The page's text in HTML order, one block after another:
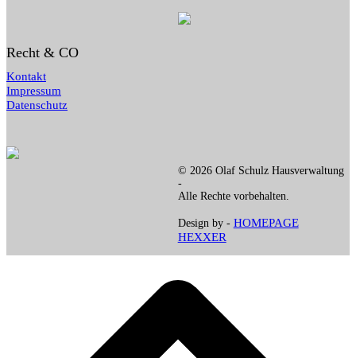
Recht & CO
Kontakt
Impressum
Datenschutz
© 2026 Olaf Schulz Hausverwaltung
-
Alle Rechte vorbehalten.
Design by - HOMEPAGE
HEXXER